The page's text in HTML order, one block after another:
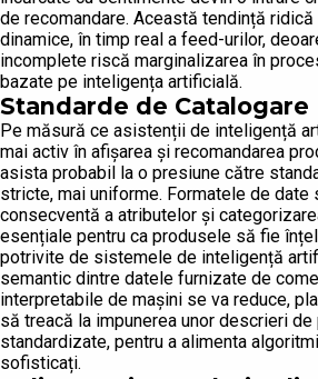
de recomandare. Această tendință
dinamice, în timp real a feed-urilor,
incomplete riscă marginalizarea în
bazate pe inteligența artificială.
Standarde de Catalogare
Pe măsură ce asistenții de inteligență
mai activ în afișarea și recomandarea
asista probabil la o presiune către
stricte, mai uniforme. Formatele de date
consecventă a atributelor și
esențiale pentru ca produsele să fie
potrivite de sistemele de inteligență
semantic dintre datele furnizate de
interpretabile de mașini se va reduce,
să treacă la impunerea unor descrieri
standardizate, pentru a alimenta
sofisticați.